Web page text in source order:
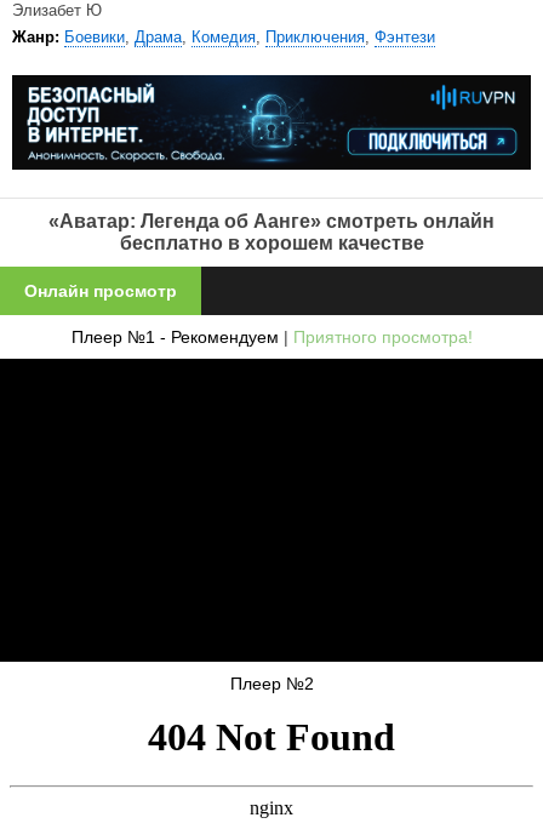
Элизабет Ю
Жанр: Боевики, Драма, Комедия, Приключения, Фэнтези
«Аватар: Легенда об Аанге» смотреть онлайн
бесплатно в хорошем качестве
Онлайн просмотр
Плеер №1 - Рекомендуем | Приятного просмотра!
Плеер №2